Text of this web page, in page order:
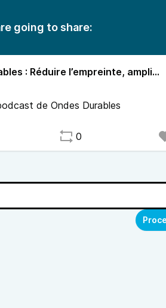
going to share:
Ondes Durables : Réduire l’empreinte, amplifier l’engagement
de Ondes Durables
0